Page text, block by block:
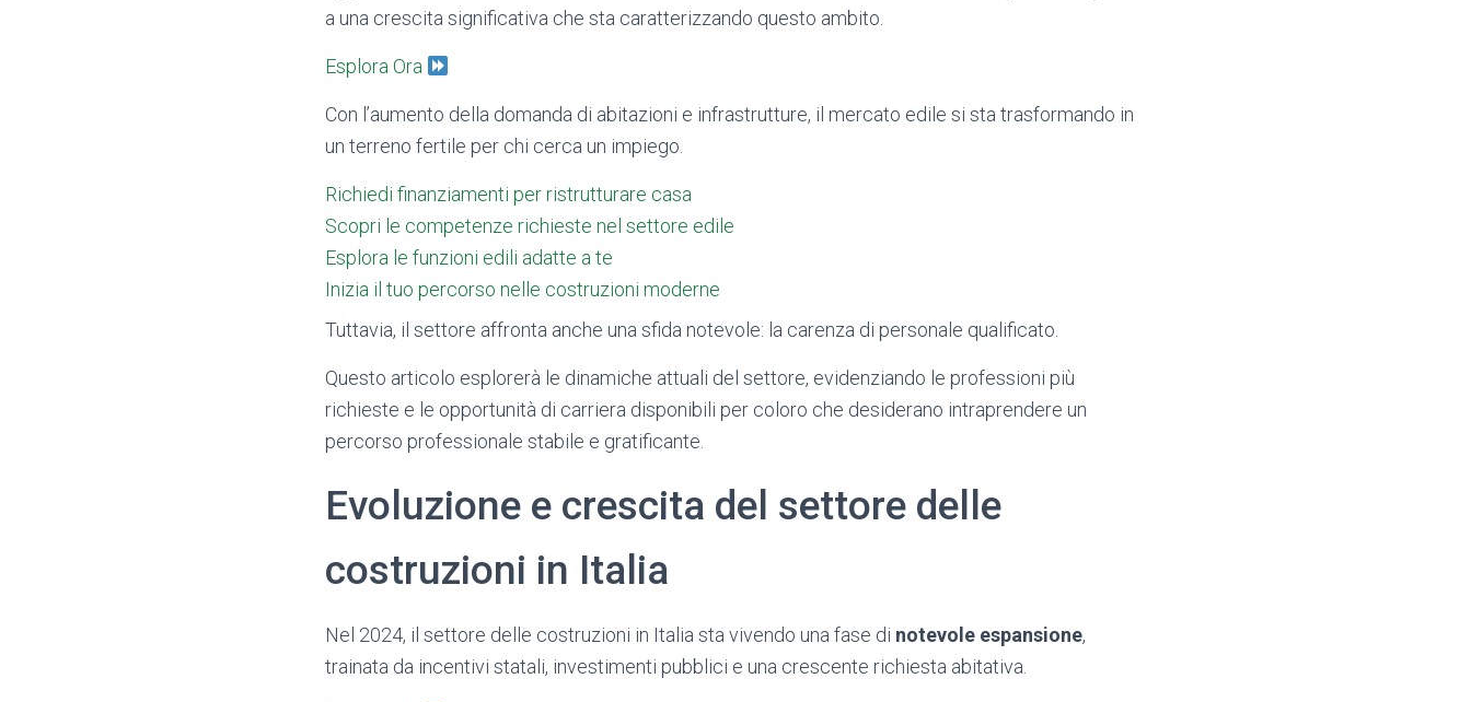
a una crescita significativa che sta caratterizzando questo ambito.
Esplora Ora
Con l’aumento della domanda di abitazioni e infrastrutture, il mercato edile si sta trasformando in
un terreno fertile per chi cerca un impiego.
Richiedi finanziamenti per ristrutturare casa
Scopri le competenze richieste nel settore edile
Esplora le funzioni edili adatte a te
Inizia il tuo percorso nelle costruzioni moderne
Tuttavia, il settore affronta anche una sfida notevole: la carenza di personale qualificato.
Questo articolo esplorerà le dinamiche attuali del settore, evidenziando le professioni più
richieste e le opportunità di carriera disponibili per coloro che desiderano intraprendere un
percorso professionale stabile e gratificante.
Evoluzione e crescita del settore delle
costruzioni in Italia
Nel 2024, il settore delle costruzioni in Italia sta vivendo una fase di notevole espansione,
trainata da incentivi statali, investimenti pubblici e una crescente richiesta abitativa.